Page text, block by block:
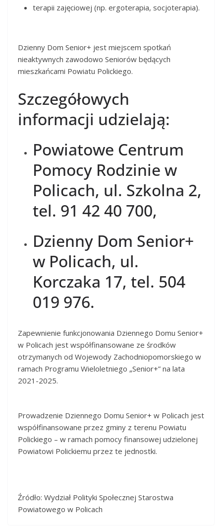
terapii zajęciowej (np. ergoterapia, socjoterapia).
Dzienny Dom Senior+ jest miejscem spotkań
nieaktywnych zawodowo Seniorów będących
mieszkańcami Powiatu Polickiego.
Szczegółowych
informacji udzielają:
Powiatowe Centrum
Pomocy Rodzinie w
Policach, ul. Szkolna 2,
tel. 91 42 40 700,
Dzienny Dom Senior+
w Policach, ul.
Korczaka 17, tel. 504
019 976.
Zapewnienie funkcjonowania Dziennego Domu Senior+
w Policach jest współfinansowane ze środków
otrzymanych od Wojewody Zachodniopomorskiego w
ramach Programu Wieloletniego „Senior+” na lata
2021-2025.
Prowadzenie Dziennego Domu Senior+ w Policach jest
współfinansowane przez gminy z terenu Powiatu
Polickiego – w ramach pomocy finansowej udzielonej
Powiatowi Polickiemu przez te jednostki.
Źródło: Wydział Polityki Społecznej Starostwa
Powiatowego w Policach